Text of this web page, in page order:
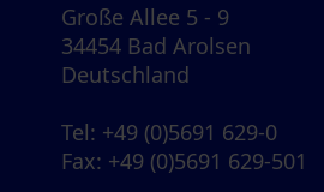
Große Allee 5 - 9
34454 Bad Arolsen
Deutschland
Tel: +49 (0)5691 629-0
Fax: +49 (0)5691 629-501